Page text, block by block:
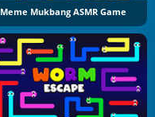
Meme Mukbang ASMR Game